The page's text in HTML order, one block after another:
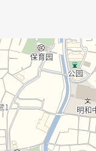
・・・・・
行2分钟)